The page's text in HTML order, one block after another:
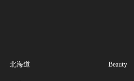
北海道 Beauty